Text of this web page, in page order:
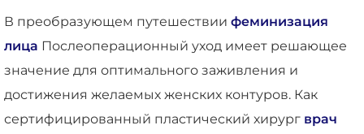
В преобразующем путешествии феминизация
лица Послеоперационный уход имеет решающее
значение для оптимального заживления и
достижения желаемых женских контуров. Как
сертифицированный пластический хирург врач